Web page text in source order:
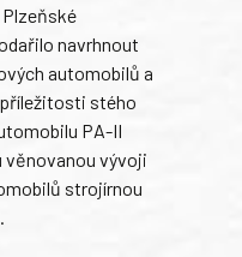
navrhnout
automobilů a
stého
PA-II
věnovanou vývoji
strojírnou